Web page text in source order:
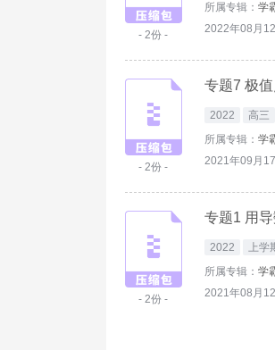
- 2份 -
所属专辑： 学
2022年08月
- 2份 -
专题7 极
2022 高三
所属专辑： 学
2021年09月
- 2份 -
2022 上学
所属专辑： 学
2021年08月